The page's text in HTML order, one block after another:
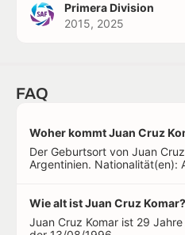
Primera Division
2015, 2025
FAQ
Woher kommt Juan Cruz
Der Geburtsort von Juan
Argentinien. Nationalität(en):
Wie alt ist Juan Cruz Komar?
Juan Cruz Komar ist 29